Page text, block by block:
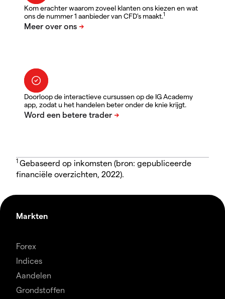
Kom erachter waarom zoveel klanten ons kiezen en wat
ons de nummer 1 aanbieder van CFD's maakt.1
Doorloop de interactieve cursussen op de IG Academy
app, zodat u het handelen beter onder de knie krijgt.
1 Gebaseerd op inkomsten (bron: gepubliceerde
financiële overzichten, 2022).
Markten
Forex
Indices
Aandelen
Grondstoffen